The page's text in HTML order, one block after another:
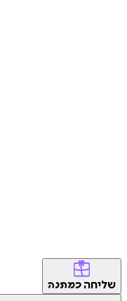
שליחה כמתנה